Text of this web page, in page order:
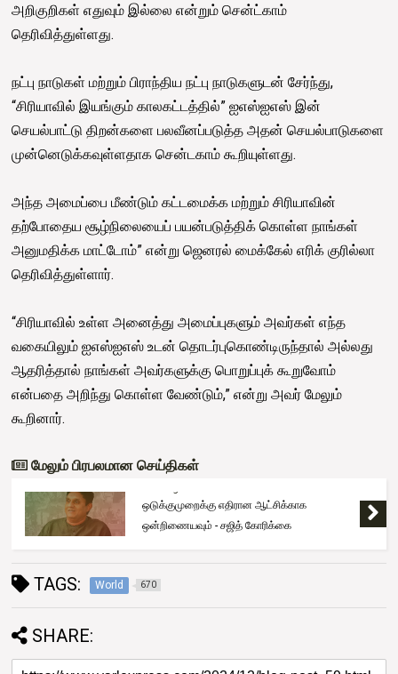
அறிகுறிகள் எதுவும் இல்லை என்றும் சென்ட்காம்
தெரிவித்துள்ளது.
நட்பு நாடுகள் மற்றும் பிராந்திய நட்பு நாடுகளுடன் சேர்ந்து,
“சிரியாவில் இயங்கும் காலகட்டத்தில்” ஐஎஸ்ஐஎஸ் இன்
செயல்பாட்டு திறன்களை பலவீனப்படுத்த அதன் செயல்பாடுகளை
முன்னெடுக்கவுள்ளதாக சென்டகாம் கூறியுள்ளது.
அந்த அமைப்பை மீண்டும் கட்டமைக்க மற்றும் சிரியாவின்
தற்போதைய சூழ்நிலையைப் பயன்படுத்திக் கொள்ள நாங்கள்
அனுமதிக்க மாட்டோம்” என்று ஜெனரல் மைக்கேல் எரிக் குரில்லா
தெரிவித்துள்ளார்.
“சிரியாவில் உள்ள அனைத்து அமைப்புகளும் அவர்கள் எந்த
வகையிலும் ஐஎஸ்ஐஎஸ் உடன் தொடர்புகொண்டிருந்தால் அல்லது
ஆதரித்தால் நாங்கள் அவர்களுக்கு பொறுப்புக் கூறுவோம்
என்பதை அறிந்து கொள்ள வேண்டும்,” என்று அவர் மேலும்
கூறினார்.
மேலும் பிரபலமான செய்திகள்
ஒடுக்குமுறைக்கு எதிரான ஆட்சிக்காக
ஒன்றிணையவும் - சஜித் கோரிக்கை
TAGS: World 670
SHARE: